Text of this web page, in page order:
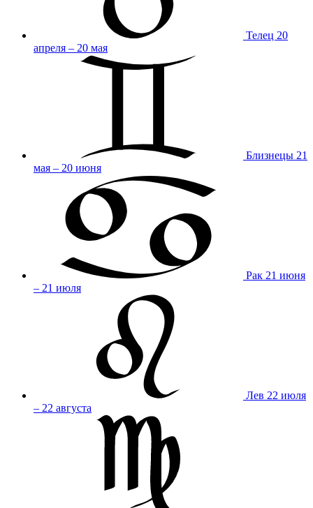
Телец 20
апреля – 20 мая
Близнецы 21
мая – 20 июня
Рак 21 июня
– 21 июля
Лев 22 июля
– 22 августа